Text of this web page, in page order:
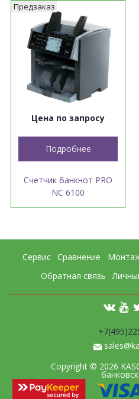
Предзаказ
Цена по запросу
Подробнее
Счетчик банкнот PRO
NC 6100
Сервис Сравнение
Обратная связь
Copyright © 2026